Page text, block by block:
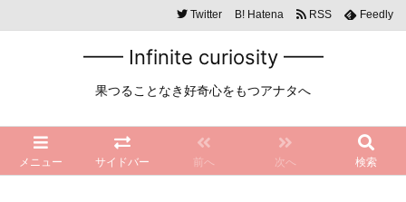
━━ Infinite curiosity ━━
果つることなき好奇心をもつアナタへ
メニュー サイドバー 前へ 次へ 検索
Twitter B! Hatena RSS Feedly